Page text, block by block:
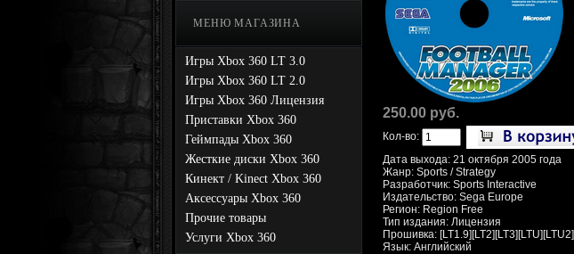
МЕНЮ МАГАЗИНА
Игры Xbox 360 LT 3.0
Игры Xbox 360 LT 2.0
Игры Xbox 360 Лицензия
Приставки Xbox 360
Геймпады Xbox 360
Жесткие диски Xbox 360
Кинект / Kinect Xbox 360
Аксессуары Xbox 360
Прочие товары
Услуги Xbox 360
250.00 руб.
Кол-во:
Дата выхода: 21 октября 2005 года
Жанр: Sports / Strategy
Разработчик: Sports Interactive
Издательство: Sega Europe
Регион: Region Free
Тип издания: Лицензия
Прошивка: [LT1.9][LT2][LT3][LTU][LTU2]
Язык: Английский